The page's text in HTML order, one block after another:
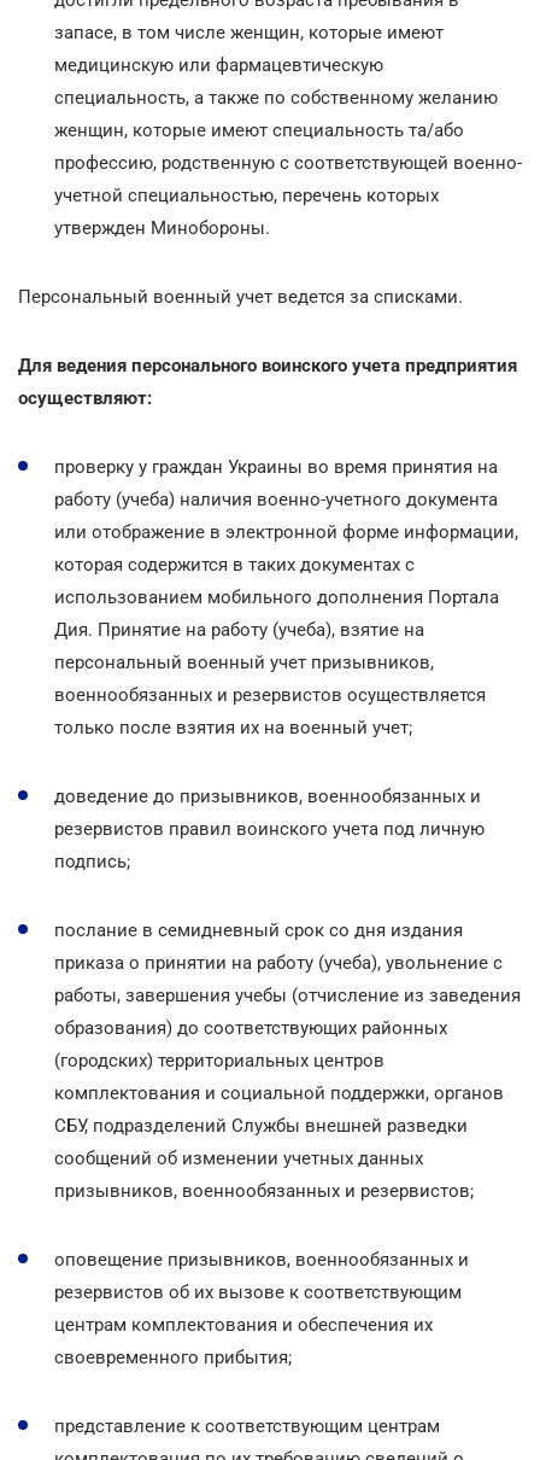
запасе, в том числе женщин, которые имеют
медицинскую или фармацевтическую
специальность, а также по собственному желанию
женщин, которые имеют специальность та/або
профессию, родственную с соответствующей военно-
учетной специальностью, перечень которых
утвержден Минобороны.
Персональный военный учет ведется за списками.
Для ведения персонального воинского учета предприятия
осуществляют:
проверку у граждан Украины во время принятия на
работу (учеба) наличия военно-учетного документа
или отображение в электронной форме информации,
которая содержится в таких документах с
использованием мобильного дополнения Портала
Дия. Принятие на работу (учеба), взятие на
персональный военный учет призывников,
военнообязанных и резервистов осуществляется
только после взятия их на военный учет;
доведение до призывников, военнообязанных и
резервистов правил воинского учета под личную
подпись;
послание в семидневный срок со дня издания
приказа о принятии на работу (учеба), увольнение с
работы, завершения учебы (отчисление из заведения
образования) до соответствующих районных
(городских) территориальных центров
комплектования и социальной поддержки, органов
СБУ, подразделений Службы внешней разведки
сообщений об изменении учетных данных
призывников, военнообязанных и резервистов;
оповещение призывников, военнообязанных и
резервистов об их вызове к соответствующим
центрам комплектования и обеспечения их
своевременного прибытия;
представление к соответствующим центрам